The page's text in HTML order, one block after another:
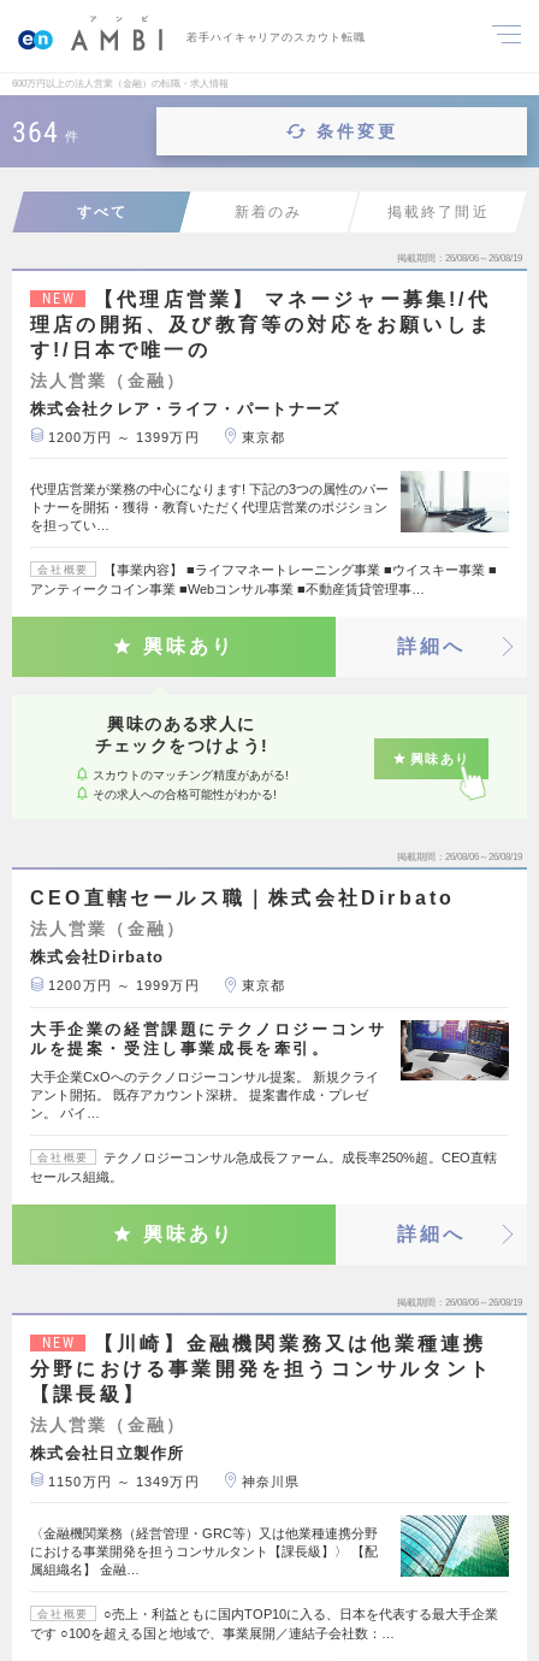
若手ハイキャリアのスカウト転職
600万円以上の法人営業（金融）の転職・求人情報
364 件 条件変更
すべて 新着のみ 掲載終了間近
掲載期間 26/08/06～26/08/19
NEW
【代理店営業】 マネージャー募集!/代
理店の開拓、及び教育等の対応をお願いしま
す!/日本で唯一の
法人営業（金融）
株式会社クレア・ライフ・パートナーズ
1200万円 ～ 1399万円 東京都
代理店営業が業務の中心になります! 下記の3つの属性のパー
トナーを開拓・獲得・教育いただく代理店営業のポジション
を担ってい…
会社概要
【事業内容】 ■ライフマネートレーニング事業 ■ウイスキー事業 ■
アンティークコイン事業 ■Webコンサル事業 ■不動産賃貸管理事…
興味あり 詳細へ
興味のある求人に
チェックをつけよう!
スカウトのマッチング精度があがる!
その求人への合格可能性がわかる!
興味あり
掲載期間 26/08/06～26/08/19
CEO直轄セールス職｜株式会社Dirbato
法人営業（金融）
株式会社Dirbato
1200万円 ～ 1999万円 東京都
大手企業の経営課題にテクノロジーコンサ
ルを提案・受注し事業成長を牽引。
大手企業CxOへのテクノロジーコンサル提案。 新規クライ
アント開拓。 既存アカウント深耕。 提案書作成・プレゼ
ン。 パイ…
会社概要
テクノロジーコンサル急成長ファーム。成長率250%超。CEO直轄
セールス組織。
興味あり 詳細へ
掲載期間 26/08/06～26/08/19
NEW
【川崎】金融機関業務又は他業種連携
分野における事業開発を担うコンサルタント
【課長級】
法人営業（金融）
株式会社日立製作所
1150万円 ～ 1349万円 神奈川県
〈金融機関業務（経営管理・GRC等）又は他業種連携分野
における事業開発を担うコンサルタント【課長級】〉 【配
属組織名】 金融…
会社概要
○売上・利益ともに国内TOP10に入る、日本を代表する最大手企業
です ○100を超える国と地域で、事業展開／連結子会社数：…